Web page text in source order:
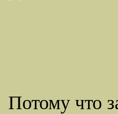
Потому что